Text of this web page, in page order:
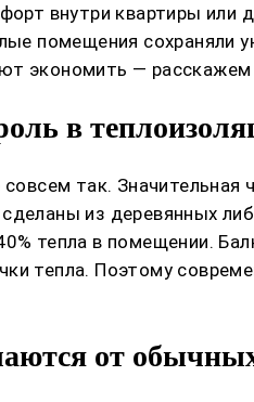
внутри квартиры
помещения
экономить —
в
так. Значительная
из деревянных
тепла в помещении.
тепла. Поэтому
от